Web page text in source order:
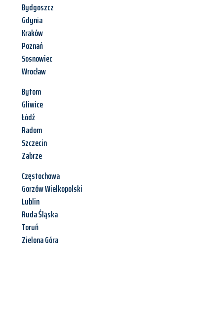
Bydgoszcz
Gdynia
Kraków
Poznań
Sosnowiec
Wrocław
Bytom
Gliwice
Łódź
Radom
Szczecin
Zabrze
Częstochowa
Gorzów Wielkopolski
Lublin
Ruda Śląska
Toruń
Zielona Góra